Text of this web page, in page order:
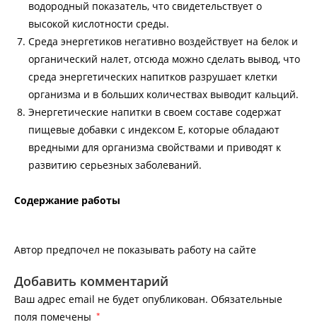
водородный показатель, что свидетельствует о
высокой кислотности среды.
Среда энергетиков негативно воздействует на белок и
органический налет, отсюда можно сделать вывод, что
среда энергетических напитков разрушает клетки
организма и в больших количествах выводит кальций.
Энергетические напитки в своем составе содержат
пищевые добавки с индексом Е, которые обладают
вредными для организма свойствами и приводят к
развитию серьезных заболеваний.
Содержание работы
Автор предпочел не показывать работу на сайте
Добавить комментарий
Ваш адрес email не будет опубликован. Обязательные
поля помечены *